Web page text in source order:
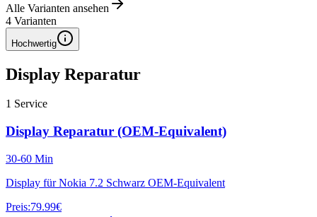
Alle Varianten ansehen
4 Varianten
Hochwertig
Display Reparatur
1 Service
Display Reparatur (OEM-Equivalent)
30-60 Min
Display für Nokia 7.2 Schwarz OEM-Equivalent
Preis:79.99€